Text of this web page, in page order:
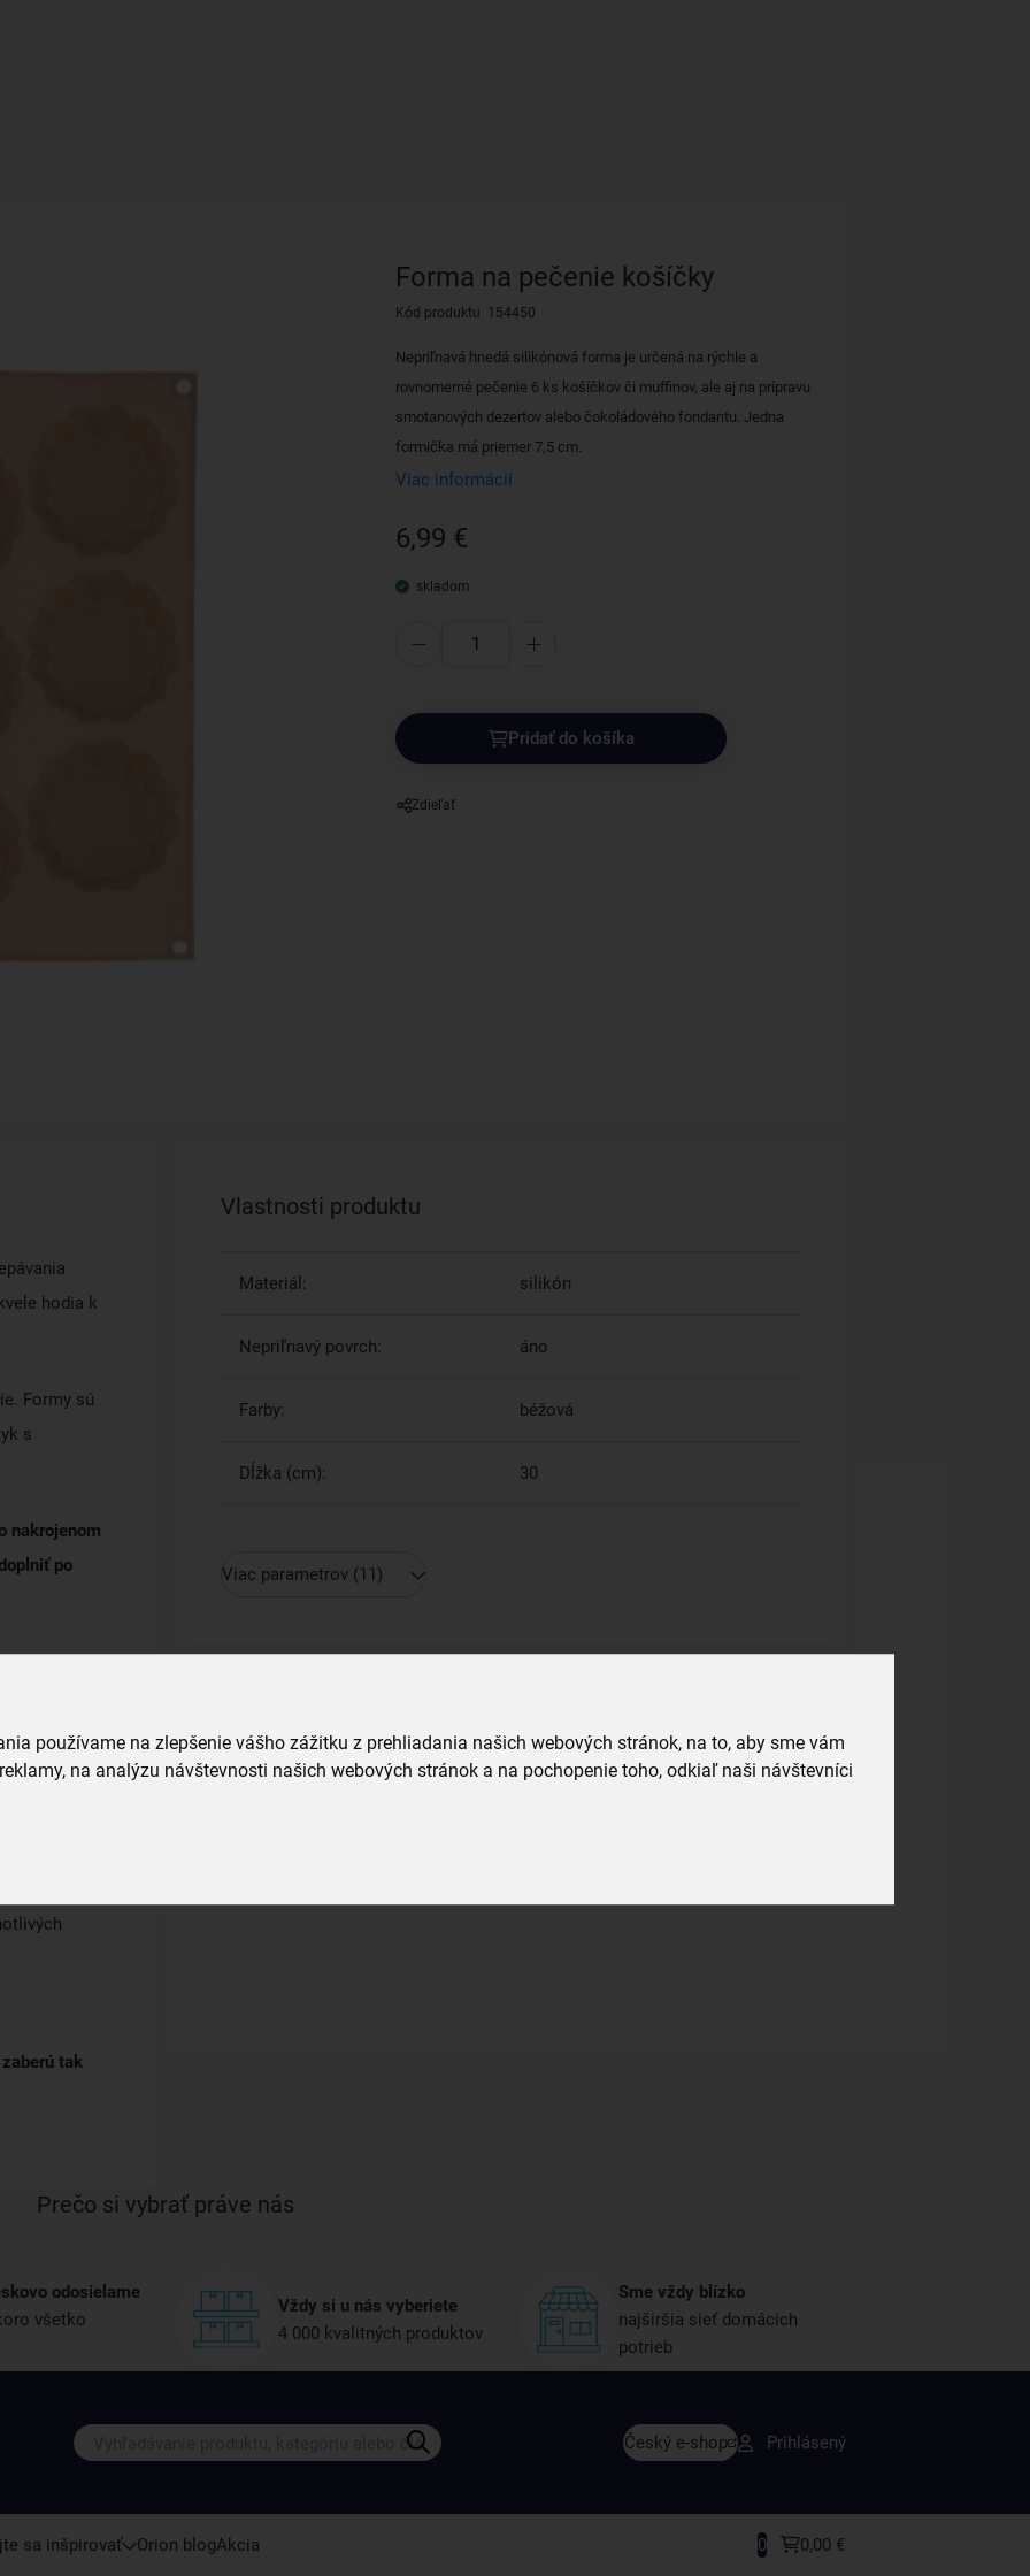
používame na zlepšenie vášho zážitku z prehliadania našich webových stránok, na to, aby sme vám
na analýzu návštevnosti našich webových stránok a na pochopenie toho, odkiaľ naši návštevníci
Forma na pečenie košíčky
Kód produktu 154450
Nepriľnavá hnedá silikónová forma je určená na rýchle a
rovnomerné pečenie 6 ks košíčkov či muffinov, ale aj na prípravu
smotanových dezertov alebo čokoládového fondantu. Jedna
formička má priemer 7,5 cm.
Viac informácií
6,99 €
skladom
Pridať do košíka
Zdieľať
hodia k
Formy sú
s
nakrojenom
po
zaberú tak
Vlastnosti produktu
Materiál: silikón
Nepriľnavý povrch: áno
Farby: béžová
Dĺžka (cm): 30
Viac parametrov (11)
Prečo si vybrať práve nás
odosielame
všetko
Vždy si u nás vyberiete
4 000 kvalitných produktov
Sme vždy blízko
najširšia sieť domácich
potrieb
Český e-shop Prihlásený
sa inšpirovať Orion blogAkcia 0 0,00 €
Prihláste sa k odberu nášho newslettera.
Váš e-mail